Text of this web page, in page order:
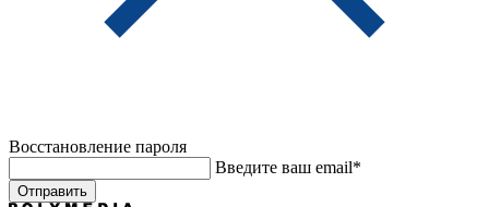
Восстановление пароля
Введите ваш email*
Отправить